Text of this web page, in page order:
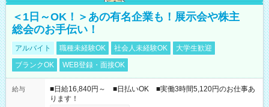
＜1日～OK！＞あの有名企業も！展示会や株主
総会のお手伝い！
アルバイト 職種未経験OK 社会人未経験OK
大学生歓迎
ブランクOK
WEB登録・面接OK
給与
■日給16,840円～ ■日払いOK ■実働3時間5,120円のお仕事あ
ります！